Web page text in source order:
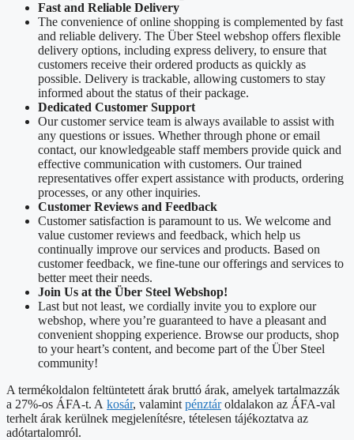
Fast and Reliable Delivery
The convenience of online shopping is complemented by fast
and reliable delivery. The Über Steel webshop offers flexible
delivery options, including express delivery, to ensure that
customers receive their ordered products as quickly as
possible. Delivery is trackable, allowing customers to stay
informed about the status of their package.
Dedicated Customer Support
Our customer service team is always available to assist with
any questions or issues. Whether through phone or email
contact, our knowledgeable staff members provide quick and
effective communication with customers. Our trained
representatives offer expert assistance with products, ordering
processes, or any other inquiries.
Customer Reviews and Feedback
Customer satisfaction is paramount to us. We welcome and
value customer reviews and feedback, which help us
continually improve our services and products. Based on
customer feedback, we fine-tune our offerings and services to
better meet their needs.
Join Us at the Über Steel Webshop!
Last but not least, we cordially invite you to explore our
webshop, where you’re guaranteed to have a pleasant and
convenient shopping experience. Browse our products, shop
to your heart’s content, and become part of the Über Steel
community!
A termékoldalon feltüntetett árak bruttó árak, amelyek tartalmazzák
a 27%-os ÁFA-t. A kosár, valamint pénztároldalakon az ÁFA-val
terhelt árak kerülnek megjelenítésre, tételesen tájékoztatva az
adótartalomról.